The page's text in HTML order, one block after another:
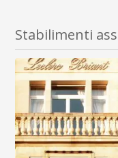
Stabilimenti